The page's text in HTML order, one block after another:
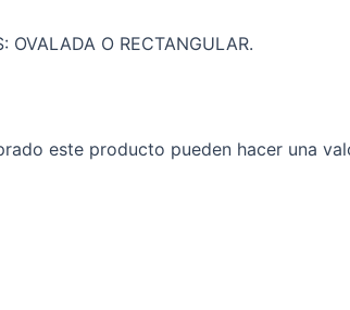
OVALADA O RECTANGULAR.
este producto pueden hacer una